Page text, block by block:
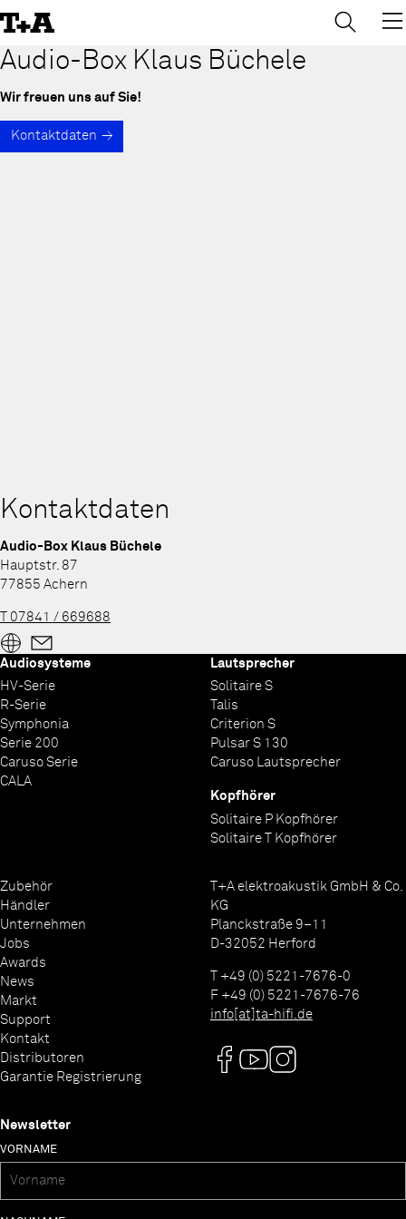
to
Content
Audio-Box Klaus Büchele
Wir freuen uns auf Sie!
Kontaktdaten
Kontaktdaten
Audio-Box Klaus Büchele
Hauptstr. 87
77855 Achern
T 07841 / 669688
Audiosysteme
HV-Serie
R-Serie
Symphonia
Serie 200
Caruso Serie
CALA
Lautsprecher
Solitaire S
Talis
Criterion S
Pulsar S 130
Caruso Lautsprecher
Kopfhörer
Solitaire P Kopfhörer
Solitaire T Kopfhörer
Zubehör
Händler
Unternehmen
Jobs
Awards
News
Markt
Support
Kontakt
Distributoren
Garantie Registrierung
T+A elektroakustik GmbH & Co.
KG
Planckstraße 9–11
D-32052 Herford
T +49 (0) 5221-7676-0
F +49 (0) 5221-7676-76
info[at]ta-hifi.de
Newsletter
VORNAME
→ ×